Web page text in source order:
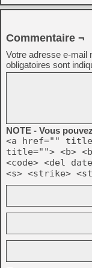
Commentaire ¬
Votre adresse e-mail
obligatoires sont
NOTE - Vous
<a href=""
title=""> <b>
<code> <del
<s> <strike>